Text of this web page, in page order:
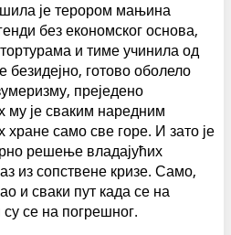
је терором мањина
без економског основа,
и тиме учинила од
готово оболело
преједено
му је сваким наредним
хране само све горе. И зато је
решење владајућих
из сопствене кризе. Само,
и сваки пут када се на
се на погрешног.